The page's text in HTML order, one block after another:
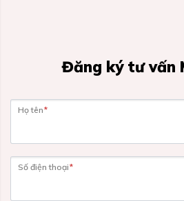
Đăng ký tư vấn
Họ tên*
Số điện thoại*